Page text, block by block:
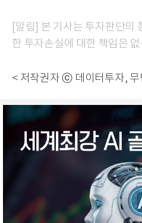
[알림] 본 기사는 투자판단의
한 투자손실에 대한 책임은
< 저작권자 ⓒ 데이터투자, 무